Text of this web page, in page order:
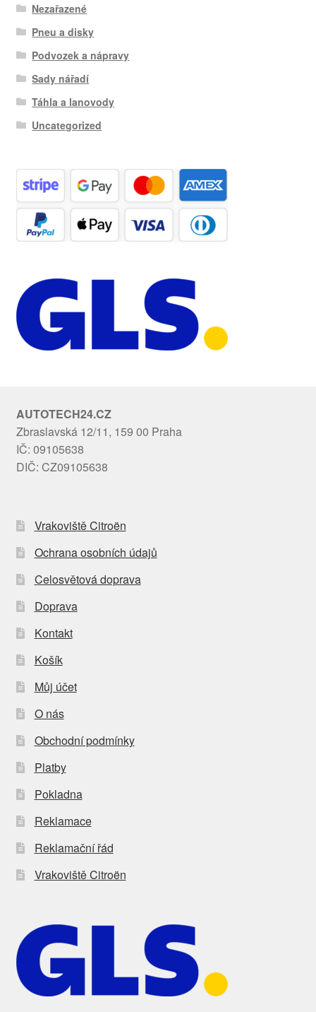
Nezařazené
Pneu a disky
Podvozek a nápravy
Sady nářadí
Táhla a lanovody
Uncategorized
AUTOTECH24.CZ
Zbraslavská 12/11, 159 00 Praha
IČ: 09105638
DIČ: CZ09105638
Vrakoviště Citroën
Ochrana osobních údajů
Celosvětová doprava
Doprava
Kontakt
Košík
Můj účet
O nás
Obchodní podmínky
Platby
Pokladna
Reklamace
Reklamační řád
Vrakoviště Citroën